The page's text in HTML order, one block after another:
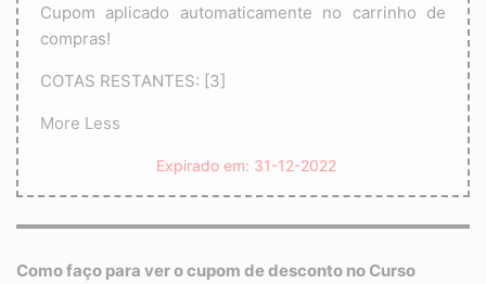
Cupom aplicado automaticamente no carrinho de
compras!
COTAS RESTANTES: [3]
More Less
Expirado em: 31-12-2022
Como faço para ver o cupom de desconto no Curso